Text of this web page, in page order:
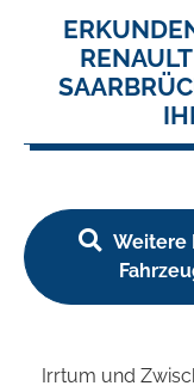
Weitere
Irrtum und